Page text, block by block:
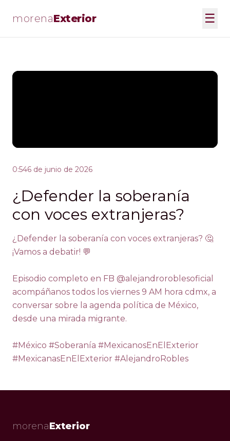
morenaExterior ☰
0:546 de junio de 2026
¿Defender la soberanía
con voces extranjeras?
¿Defender la soberanía con voces extranjeras? 🤔
¡Vamos a debatir! 💬
Episodio completo en FB @alejandroroblesoficial
acompáñanos todos los viernes 9 AM hora cdmx, a
conversar sobre la agenda política de México,
desde una mirada migrante.
#México #Soberanía #MexicanosEnElExterior
#MexicanasEnElExterior #AlejandroRobles
morenaExterior